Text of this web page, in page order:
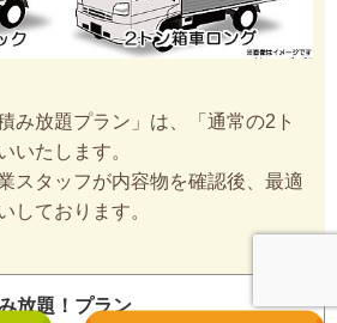
み放題プラン」は、「通常の2ト
いたします。
スタッフが内容物を確認後、最適
しております。
放題！プラン